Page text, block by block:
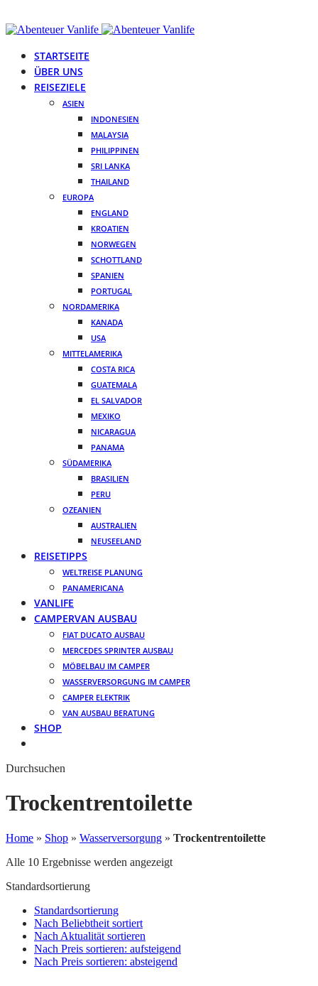
STARTSEITE
ÜBER UNS
REISEZIELE
ASIEN
INDONESIEN
MALAYSIA
PHILIPPINEN
SRI LANKA
THAILAND
EUROPA
ENGLAND
KROATIEN
NORWEGEN
SCHOTTLAND
SPANIEN
PORTUGAL
NORDAMERIKA
KANADA
USA
MITTELAMERIKA
COSTA RICA
GUATEMALA
EL SALVADOR
MEXIKO
NICARAGUA
PANAMA
SÜDAMERIKA
BRASILIEN
PERU
OZEANIEN
AUSTRALIEN
NEUSEELAND
REISETIPPS
WELTREISE PLANUNG
PANAMERICANA
VANLIFE
CAMPERVAN AUSBAU
FIAT DUCATO AUSBAU
MERCEDES SPRINTER AUSBAU
MÖBELBAU IM CAMPER
WASSERVERSORGUNG IM CAMPER
CAMPER ELEKTRIK
VAN AUSBAU BERATUNG
SHOP
Durchsuchen
Trockentrentoilette
Home » Shop » Wasserversorgung » Trockentrentoilette
Alle 10 Ergebnisse werden angezeigt
Standardsortierung
Standardsortierung
Nach Beliebtheit sortiert
Nach Aktualität sortieren
Nach Preis sortieren: aufsteigend
Nach Preis sortieren: absteigend